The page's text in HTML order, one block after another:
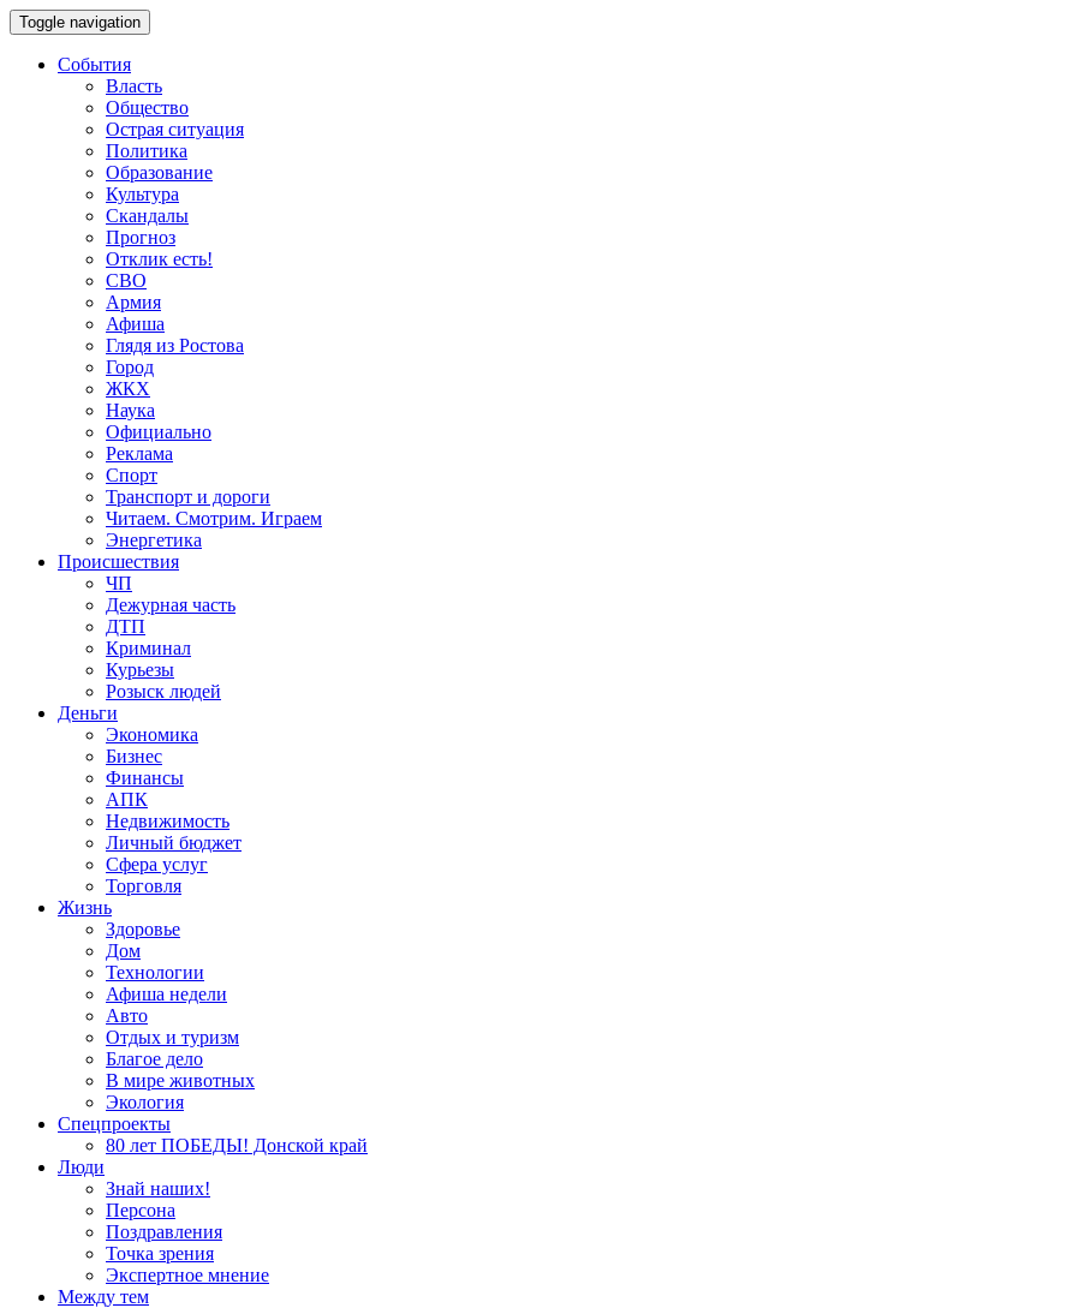
Toggle navigation
События
Власть
Общество
Острая ситуация
Политика
Образование
Культура
Скандалы
Прогноз
Отклик есть!
СВО
Армия
Афиша
Глядя из Ростова
Город
ЖКХ
Наука
Официально
Реклама
Спорт
Транспорт и дороги
Читаем. Смотрим. Играем
Энергетика
Происшествия
ЧП
Дежурная часть
ДТП
Криминал
Курьезы
Розыск людей
Деньги
Экономика
Бизнес
Финансы
АПК
Недвижимость
Личный бюджет
Сфера услуг
Торговля
Жизнь
Здоровье
Дом
Технологии
Афиша недели
Авто
Отдых и туризм
Благое дело
В мире животных
Экология
Спецпроекты
80 лет ПОБЕДЫ! Донской край
Люди
Знай наших!
Персона
Поздравления
Точка зрения
Экспертное мнение
Между тем